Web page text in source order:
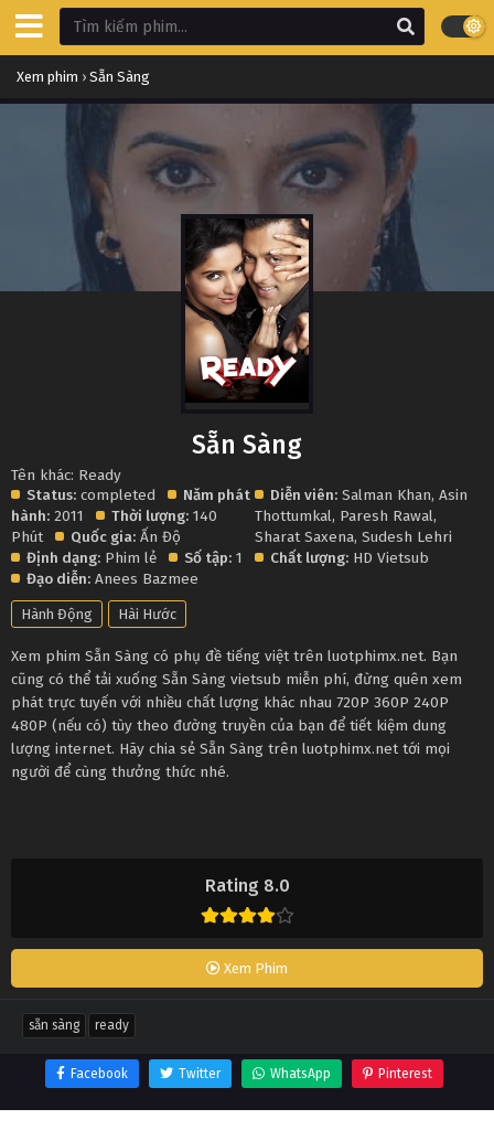
Xem phim › Sẵn Sàng
Rating 8.0
Xem Phim
Sẵn Sàng
Tên khác: Ready
Status: completed
Năm phát
hành: 2011 Thời lượng: 140
Phút
Quốc gia: Ấn Độ
Định dạng: Phim lẻ Số tập: 1
Đạo diễn: Anees Bazmee
Diễn viên: Salman Khan,Asin
Thottumkal, Paresh Rawal,
Sharat Saxena,Sudesh Lehri
Chất lượng: HD Vietsub
Hành Động Hài Hước
Xem phim Sẵn Sàng có phụ đề tiếng việt trên luotphimx.net. Bạn
cũng có thể tải xuống Sẵn Sàng vietsub miễn phí, đừng quên xem
phát trực tuyến với nhiều chất lượng khác nhau 720P 360P 240P
480P (nếu có) tùy theo đường truyền của bạn để tiết kiệm dung
lượng internet. Hãy chia sẻ Sẵn Sàng trên luotphimx.net tới mọi
người để cùng thưởng thức nhé.
sẵn sàng ready
Facebook Twitter WhatsApp Pinterest